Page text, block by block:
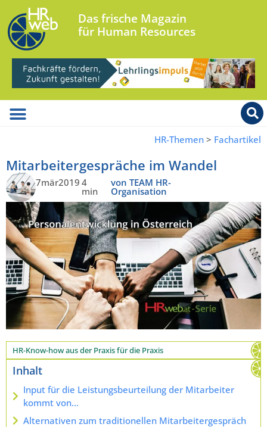
Das frische Magazin
für Human Resources
HR-Themen > Fachartikel
Mitarbeitergespräche im Wandel
7mär2019 4
min
von TEAM HR-
Organisation
HR-Know-how aus der Praxis für die Praxis
Inhalt
Input für die Leistungsbeurteilung der Mitarbeiter
kommt von…
Alternativen zum traditionellen Mitarbeitergespräch